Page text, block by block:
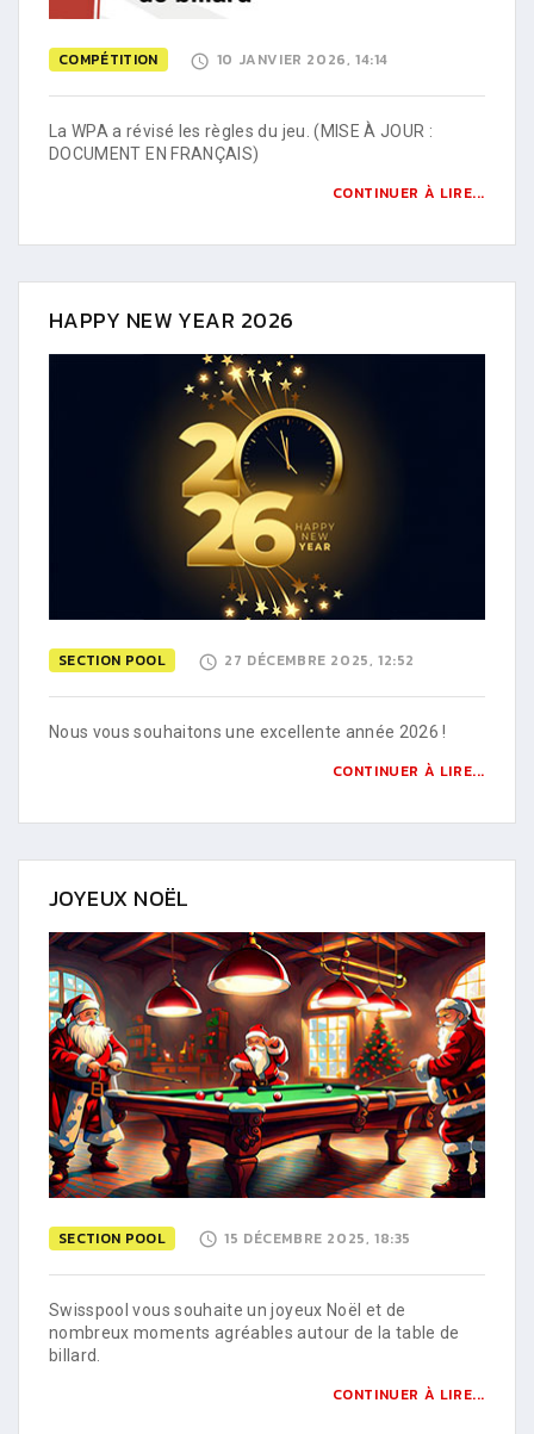
COMPÉTITION 10 JANVIER 2026, 14:14
La WPA a révisé les règles du jeu. (MISE À JOUR :
DOCUMENT EN FRANÇAIS)
CONTINUER À LIRE...
HAPPY NEW YEAR 2026
SECTION POOL 27 DÉCEMBRE 2025, 12:52
Nous vous souhaitons une excellente année 2026 !
CONTINUER À LIRE...
JOYEUX NOËL
SECTION POOL 15 DÉCEMBRE 2025, 18:35
Swisspool vous souhaite un joyeux Noël et de
nombreux moments agréables autour de la table de
billard.
CONTINUER À LIRE...